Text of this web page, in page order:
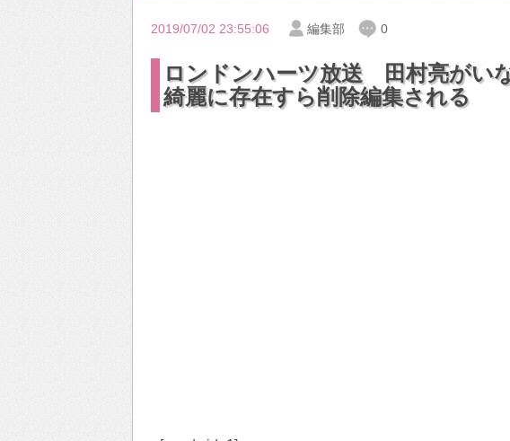
2019/07/02 23:55:06 編集部 0
ロンドンハーツ放送 田村亮がい
綺麗に存在すら削除編集される